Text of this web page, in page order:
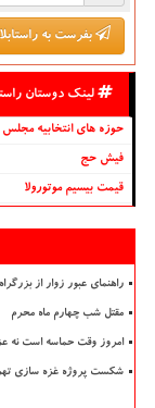
بفرست به
لینک دوستان
حوزه های انتخابیه مجلس
فیش حج
قیمت بیسیم موتورولا
راهنمای عبور زوار از
مقتل شب چهارم ماه محرم
امروز وقت حماسه است نه
شکست پروژه غزه سازی